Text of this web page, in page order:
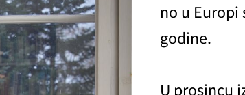
no u
godine.